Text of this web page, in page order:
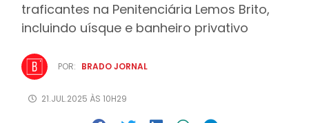
traficantes na Penitenciária Lemos Brito,
incluindo uísque e banheiro privativo
POR: BRADO JORNAL
21.JUL.2025 ÀS 10H29